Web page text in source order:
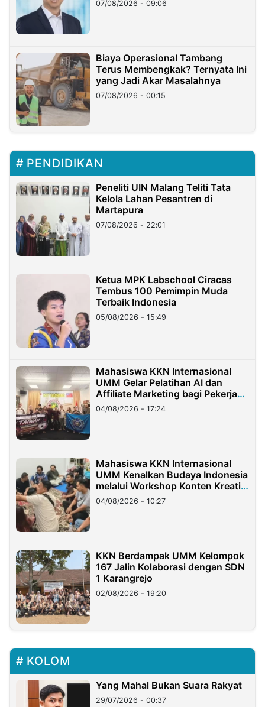
Miliar
07/08/2026 - 09:06
Biaya Operasional Tambang
Terus Membengkak? Ternyata Ini
yang Jadi Akar Masalahnya
07/08/2026 - 00:15
PENDIDIKAN
Peneliti UIN Malang Teliti Tata
Kelola Lahan Pesantren di
Martapura
07/08/2026 - 22:01
Ketua MPK Labschool Ciracas
Tembus 100 Pemimpin Muda
Terbaik Indonesia
05/08/2026 - 15:49
Mahasiswa KKN Internasional
UMM Gelar Pelatihan AI dan
Affiliate Marketing bagi Pekerja
Migran Indonesia di Taiwan
04/08/2026 - 17:24
Mahasiswa KKN Internasional
UMM Kenalkan Budaya Indonesia
melalui Workshop Konten Kreatif
di Taiwan
04/08/2026 - 10:27
KKN Berdampak UMM Kelompok
167 Jalin Kolaborasi dengan SDN
1 Karangrejo
02/08/2026 - 19:20
KOLOM
Yang Mahal Bukan Suara Rakyat
29/07/2026 - 00:37